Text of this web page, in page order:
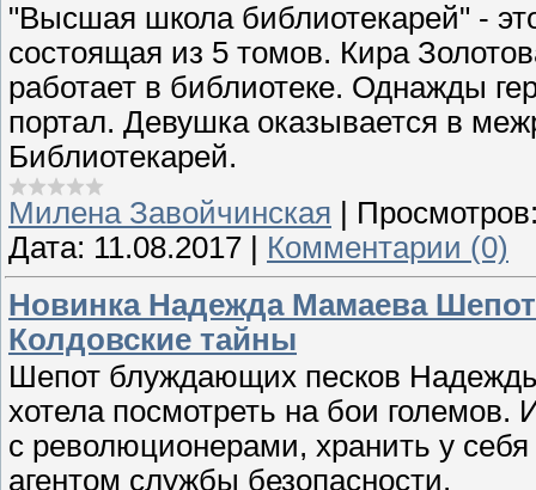
"Высшая школа библиотекарей" -
состоящая из 5 томов. Кира
работает в библиотеке. Однажды
портал. Девушка оказывается в
Библиотекарей.
Милена Завойчинская
Дата: 11.08.2017
Комментарии (0)
Новинка Надежда Мамаева
Колдовские тайны
Шепот блуждающих песков
хотела посмотреть на бои големов.
с революционерами, хранить у
агентом службы безопасности.